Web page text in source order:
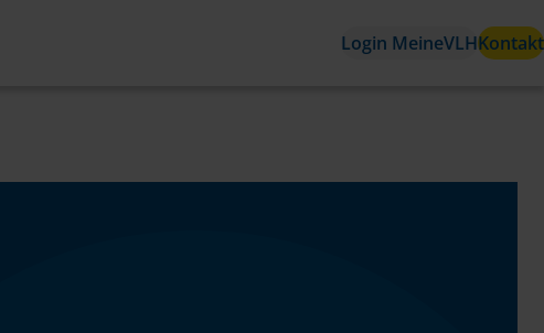
Login MeineVLHKontakt